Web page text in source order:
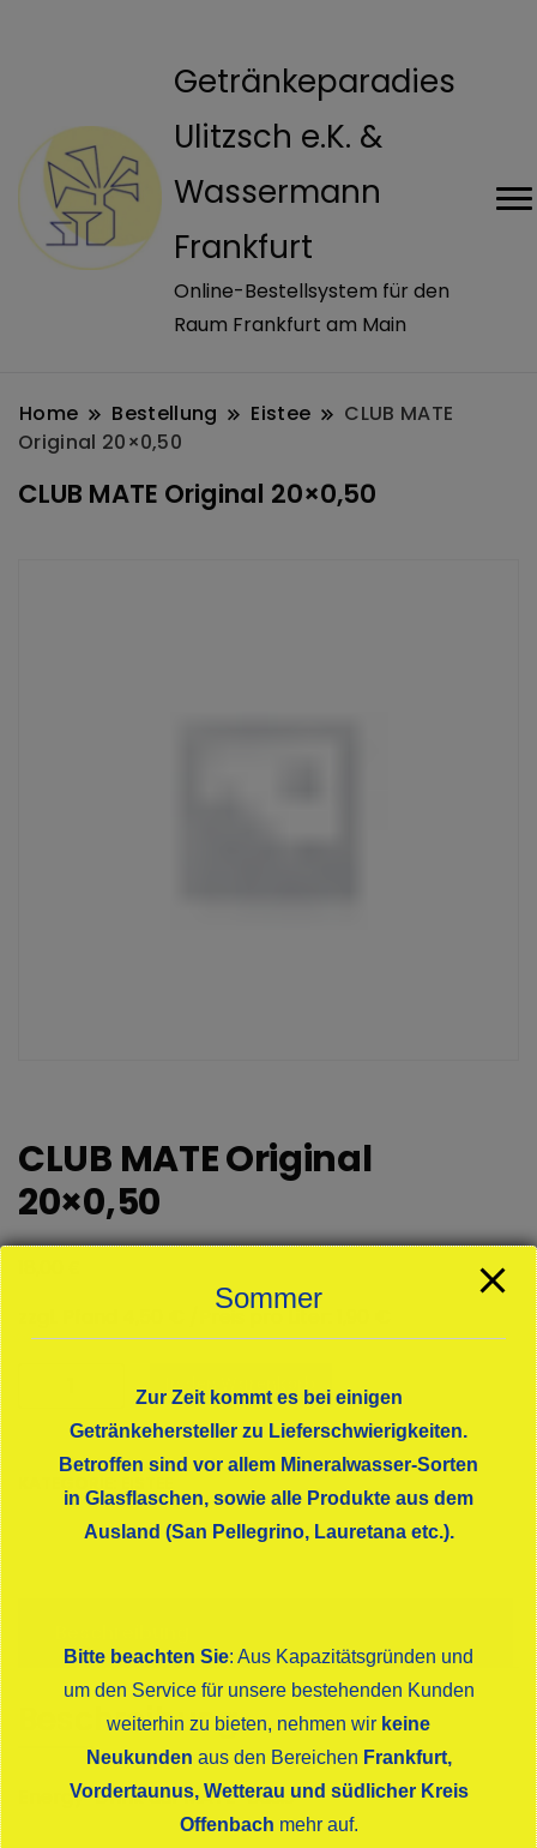
Getränkeparadies
Ulitzsch e.K. &
Wassermann
Frankfurt
Online-Bestellsystem für den
Raum Frankfurt am Main
Home Bestellung Eistee
CLUB MATE
Original 20×0,50
CLUB MATE Original 20×0,50
CLUB MATE Original
20×0,50
zzgl. Pfand 4,50 € /Preis pro Liter: 1,90 €
Original
20x0,50
Menge
Beschreibung
Energy-Drink auf MATE-Basis
Sommer
Zur Zeit kommt es bei einigen
Getränkehersteller zu Lieferschwierigkeiten.
Betroffen sind vor allem Mineralwasser-Sorten
in Glasflaschen, sowie alle Produkte aus dem
Ausland (San Pellegrino, Lauretana etc.).
Bitte beachten Sie: Aus Kapazitätsgründen und
um den Service für unsere bestehenden Kunden
weiterhin zu bieten, nehmen wir keine
Neukunden aus den Bereichen Frankfurt,
Vordertaunus, Wetterau und südlicher Kreis
Offenbach mehr auf.